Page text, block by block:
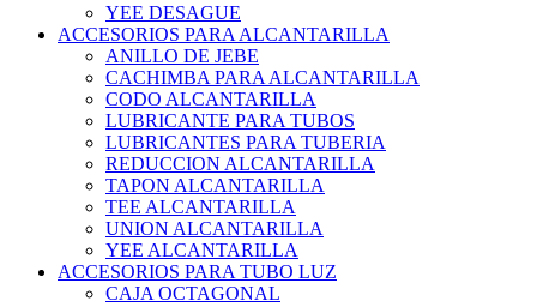
YEE DESAGUE
ACCESORIOS PARA ALCANTARILLA
ANILLO DE JEBE
CACHIMBA PARA ALCANTARILLA
CODO ALCANTARILLA
LUBRICANTE PARA TUBOS
LUBRICANTES PARA TUBERIA
REDUCCION ALCANTARILLA
TAPON ALCANTARILLA
TEE ALCANTARILLA
UNION ALCANTARILLA
YEE ALCANTARILLA
ACCESORIOS PARA TUBO LUZ
CAJA OCTAGONAL